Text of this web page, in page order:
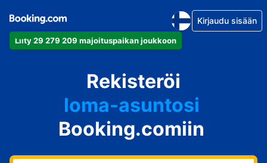
Liity 29 279 209 majoituspaikan joukkoon
Kirjaudu sisään
Rekisteröi
huoneistosi
hotellisi
loma-asuntosi
guesthousesi
bed & breakfastisi
Booking.comiin